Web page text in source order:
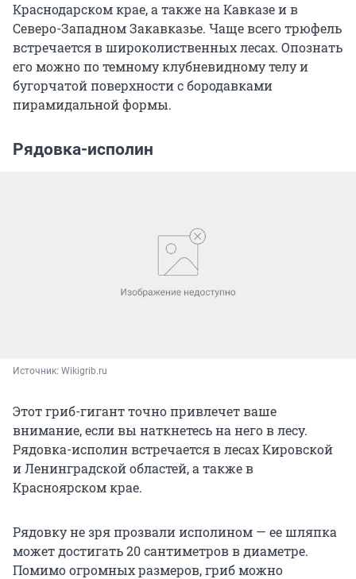
Краснодарском крае, а также на Кавказе и в
Северо-Западном Закавказье. Чаще всего трюфель
встречается в широколиственных лесах. Опознать
его можно по темному клубневидному телу и
бугорчатой поверхности с бородавками
пирамидальной формы.
Рядовка-исполин
Источник: Wikigrib.ru
Этот гриб-гигант точно привлечет ваше
внимание, если вы наткнетесь на него в лесу.
Рядовка-исполин встречается в лесах Кировской
и Ленинградской областей, а также в
Красноярском крае.
Рядовку не зря прозвали исполином — ее шляпка
может достигать 20 сантиметров в диаметре.
Помимо огромных размеров, гриб можно